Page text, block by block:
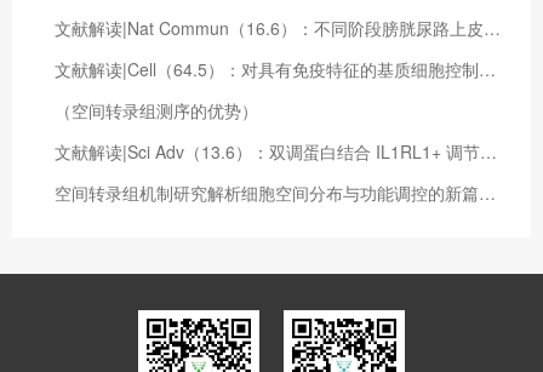
文献解读|Nat Commun（16.6）：不同阶段膀胱尿路上皮癌的蛋白质基因组学揭示了乳头状癌和原位癌的不同分子特征
文献解读|Cell（64.5）：对具有免疫特征的基质细胞控制的早期妊娠的时空洞察
（空间转录组测序的优势）
文献解读|Sci Adv（13.6）：双调蛋白结合 IL1RL1+ 调节性 T 细胞和癌症相关成纤维细胞以阻碍抗肿瘤免疫
空间转录组机制研究解析细胞空间分布与功能调控的新篇章（空间转录组分析流程）